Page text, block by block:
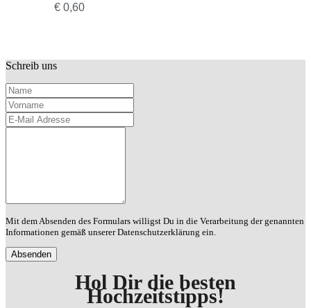
€ 0,60
Schreib uns
Name
Vorname
E-
Mail
Deine
Mit dem Absenden des Formulars willigst Du in die Verarbeitung der genannten
Informationen gemäß unserer Datenschutzerklärung ein.
Hol Dir die besten
Hochzeitstipps!